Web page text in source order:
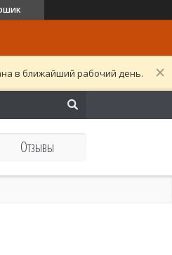
в ближайший рабочий день.
Отзывы